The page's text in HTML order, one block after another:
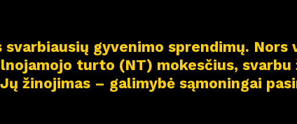
gyvenimo sprendimų.
turto (NT) mokesčius,
žinojimas – galimybė sąmoningai